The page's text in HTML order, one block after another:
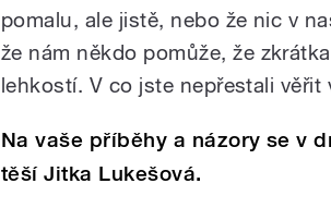
pomalu, ale jistě, nebo že nic v
že nám někdo pomůže, že
lehkostí. V co jste nepřestali věřit
Na vaše příběhy a názory se v
těší Jitka Lukešová.